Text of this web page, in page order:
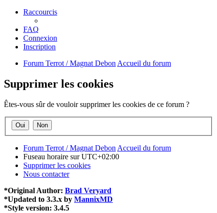
Raccourcis
FAQ
Connexion
Inscription
Forum Terrot / Magnat Debon Accueil du forum
Supprimer les cookies
Êtes-vous sûr de vouloir supprimer les cookies de ce forum ?
Forum Terrot / Magnat DebonAccueil du forum
Fuseau horaire surUTC+02:00
Supprimer les cookies
Nous contacter
*Original Author: Brad Veryard
*Updated to 3.3.x by MannixMD
*Style version: 3.4.5